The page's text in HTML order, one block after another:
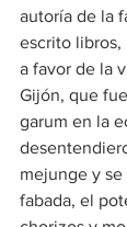
autoría de la
escrito
a favor de la
Gijón, que
garum en la
mejunge y
fabada, el